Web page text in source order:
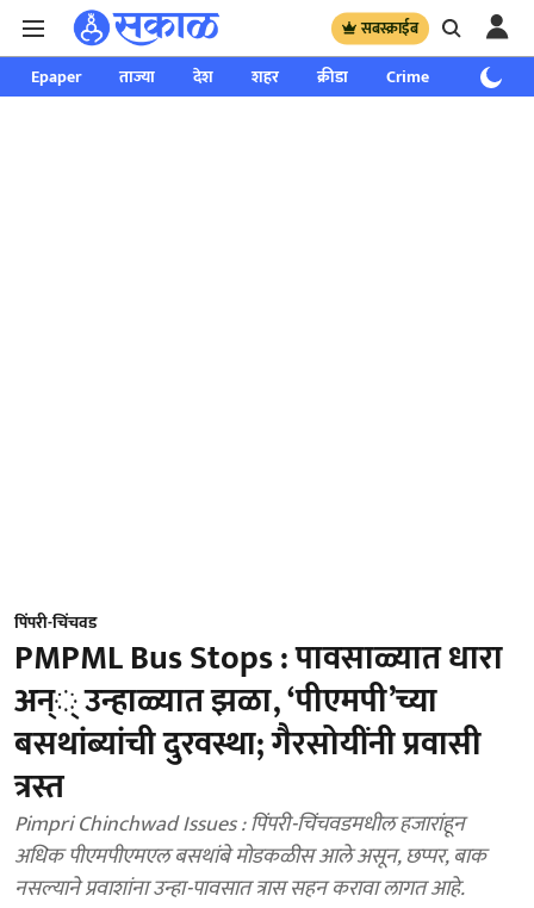
सबस्क्राईब
Epaper ताज्या देश शहर क्रीडा Crime साप्ताहिक
पिंपरी-चिंचवड
PMPML Bus Stops : पावसाळ्यात धारा
अन्् उन्हाळ्यात झळा, ‘पीएमपी’च्या
बसथांब्यांची दुरवस्था; गैरसोयींनी प्रवासी
त्रस्त
Pimpri Chinchwad Issues : पिंपरी-चिंचवडमधील हजारांहून
अधिक पीएमपीएमएल बसथांबे मोडकळीस आले असून, छप्पर, बाक
नसल्याने प्रवाशांना उन्हा-पावसात त्रास सहन करावा लागत आहे.